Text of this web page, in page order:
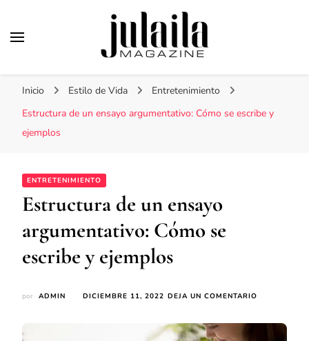
Inicio Estilo de Vida
Entretenimiento
Estructura de un ensayo argumentativo: Cómo se escribe y
ejemplos
ENTRETENIMIENTO
Estructura de un ensayo
argumentativo: Cómo se
escribe y ejemplos
por ADMIN DICIEMBRE 11, 2022 DEJA UN COMENTARIO